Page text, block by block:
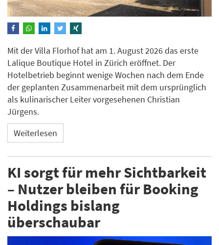
Mit der Villa Florhof hat am 1. August 2026 das erste
Lalique Boutique Hotel in Zürich eröffnet. Der
Hotelbetrieb beginnt wenige Wochen nach dem Ende
der geplanten Zusammenarbeit mit dem ursprünglich
als kulinarischer Leiter vorgesehenen Christian
Jürgens.
Weiterlesen
KI sorgt für mehr Sichtbarkeit
– Nutzer bleiben für Booking
Holdings bislang
überschaubar